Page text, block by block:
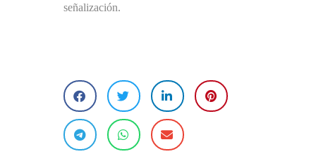
señalización.